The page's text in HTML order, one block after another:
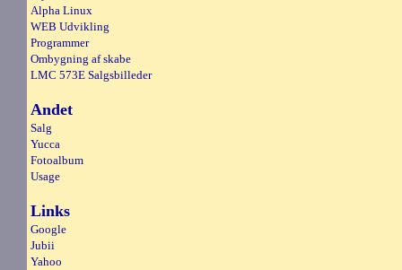
Alpha Linux
WEB Udvikling
Programmer
Ombygning af skabe
LMC 573E Salgsbilleder
Andet
Salg
Yucca
Fotoalbum
Usage
Links
Google
Jubii
Yahoo